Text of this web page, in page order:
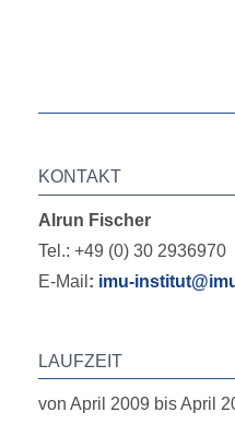
KONTAKT
Alrun Fischer
Tel.: +49 (0) 30 2936970
E-Mail : imu-
LAUFZEIT
von April 2009 bis April